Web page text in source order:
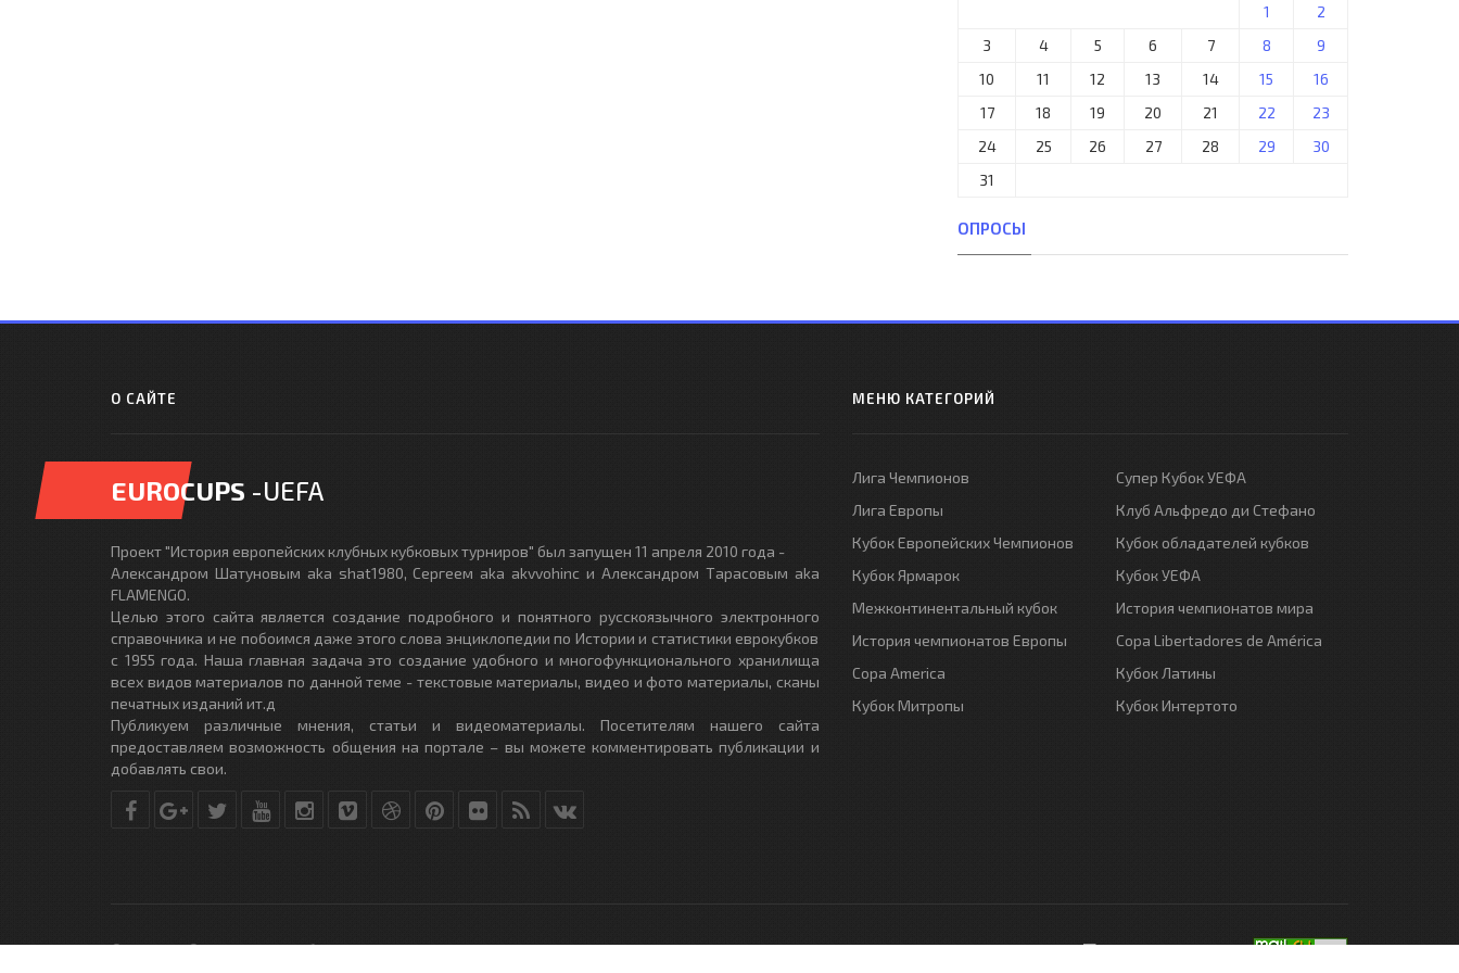
1
2
3
4 5 6 7 8
9
10
11 12 13 14 15
16
17
18 19 20 21 22
23
24
25 26 27 28 29
30
31
ОПРОСЫ
О САЙТЕ
EUROCUPS -UEFA
Проект "История европейских клубных кубковых турниров" был запущен 11 апреля 2010 года -
Александром Шатуновым aka shat1980, Сергеем aka akvvohinc и Александром Тарасовым aka
FLAMENGO.
Целью этого сайта является создание подробного и понятного русскоязычного электронного
справочника и не побоимся даже этого слова энциклопедии по Истории и статистики еврокубков
с 1955 года. Наша главная задача это создание удобного и многофункционального хранилища
всех видов материалов по данной теме - текстовые материалы, видео и фото материалы, сканы
печатных изданий ит.д
Публикуем различные мнения, статьи и видеоматериалы. Посетителям нашего сайта
предоставляем возможность общения на портале – вы можете комментировать публикации и
добавлять свои.
МЕНЮ КАТЕГОРИЙ
Лига Чемпионов
Лига Европы
Кубок Европейских Чемпионов
Кубок Ярмарок
Межконтинентальный кубок
История чемпионатов Европы
Copa America
Кубок Митропы
Супер Кубок УЕФА
Клуб Альфредо ди Стефано
Кубок обладателей кубков
Кубок УЕФА
История чемпионатов мира
Copa Libertadores de América
Кубок Латины
Кубок Интертото
© Copyright © 2010-2017. Разработано студиейDLE-THEME.RU- All Rights Reserved.